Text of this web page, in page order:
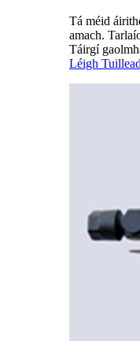
Tá méid
amach.
Táirgí
Léigh